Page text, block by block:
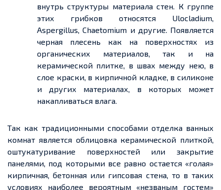
внутрь структуры материала стен. К группе
этих грибков относятся Ulocladium,
Aspergillus, Chaetomium и другие. Появляется
черная плесень как на поверхностях из
органических материалов, так и на
керамической плитке, в швах между нею, в
слое краски, в кирпичной кладке, в силиконе
и других материалах, в которых может
накапливаться влага.
Так как традиционными способами отделка ванных
комнат является облицовка керамической плиткой,
оштукатуривание поверхностей или закрытие
панелями, под которыми все равно остается «голая»
кирпичная, бетонная или гипсовая стена, то в таких
условиях наиболее вероятным «незваным гостем»